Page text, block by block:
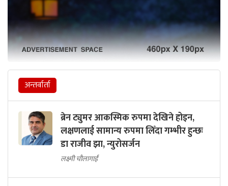
अन्तर्वार्ता
ब्रेन ट्युमर आकस्मिक रुपमा देखिने होइन,
लक्षणलाई सामान्य रुपमा लिँदा गम्भीर हुन्छः
डा राजीव झा, न्युरोसर्जन
लक्ष्मी चौलागाईं